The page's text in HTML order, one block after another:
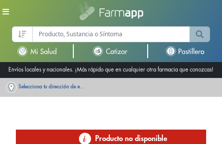
Envíos locales y nacionales. ¡Más rápido que en cualquier otra farmacia que conozcas!
Selecciona tu dirección de entrega
Producto no disponible